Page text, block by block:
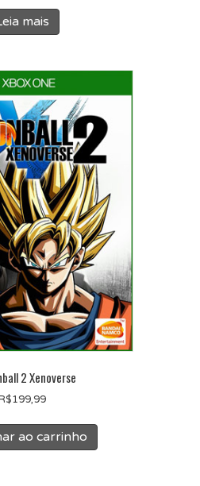
mais
2 Xenoverse
199,99
ao carrinho